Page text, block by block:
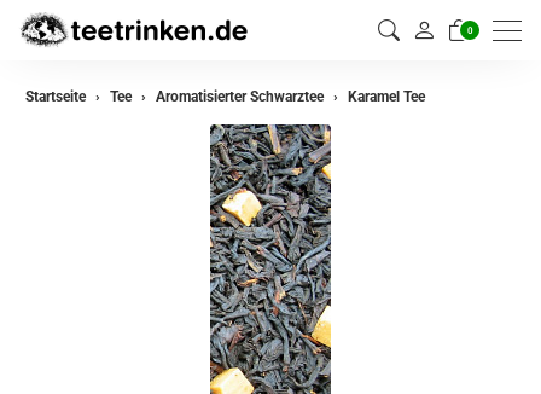
0
zurück
Startseite Tee Aromatisierter Schwarztee Karamel Tee